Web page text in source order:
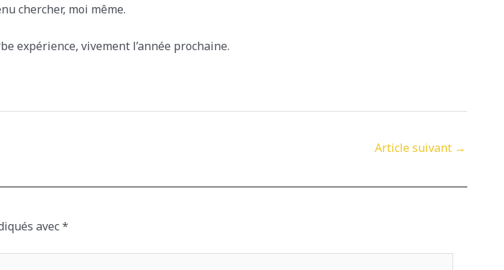
chercher, moi même.
expérience, vivement l’année prochaine.
Article suivant →
avec*